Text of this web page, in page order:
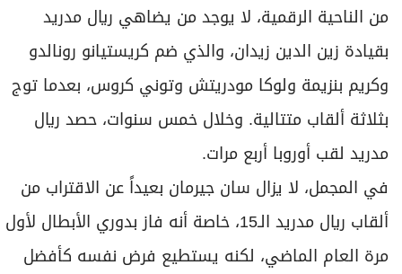
من الناحية الرقمية، لا يوجد من يضاهي ريال مدريد
بقيادة زين الدين زيدان، والذي ضم كريستيانو رونالدو
وكريم بنزيمة ولوكا مودريتش وتوني كروس، بعدما توج
بثلاثة ألقاب متتالية. وخلال خمس سنوات، حصد ريال
مدريد لقب أوروبا أربع مرات.
في المجمل، لا يزال سان جيرمان بعيداً عن الاقتراب من
ألقاب ريال مدريد الـ15، خاصة أنه فاز بدوري الأبطال لأول
مرة العام الماضي، لكنه يستطيع فرض نفسه كأفضل